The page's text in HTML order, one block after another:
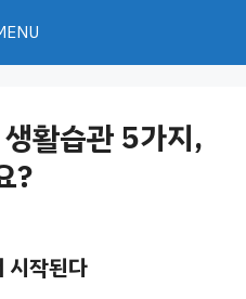
활습관 5가지,
?
시작된다